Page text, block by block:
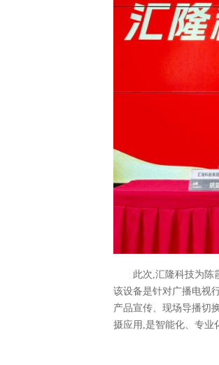
此次,汇隆科技为陈
该设备是针对广播电视
产品宣传、现场导播切
摄应用,是智能化、专业